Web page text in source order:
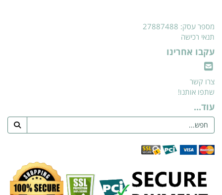
מספר עסק: 27887488
תנאי רכישה
עקבו אחרינו
צרו קשר
שתפו אותנו!
עוד...